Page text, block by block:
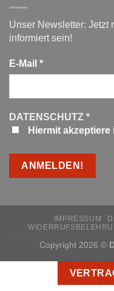
Unser Newsletter: Jetzt
informiert sein!
E-Mail *
DATENSCHUTZ *
Hiermit
IMPRESSUM
Copyright 2026 ©